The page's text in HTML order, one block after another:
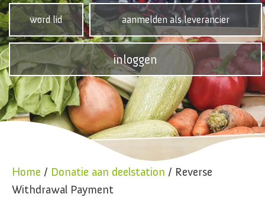
word lid aanmelden als leverancier
inloggen
Home / Donatie aan deelstation / Reverse
Withdrawal Payment